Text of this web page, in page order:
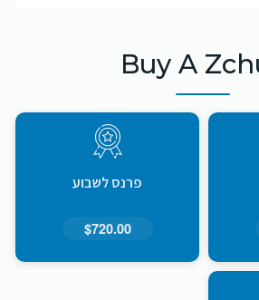
Buy A
פרנס לשבוע
$720.00